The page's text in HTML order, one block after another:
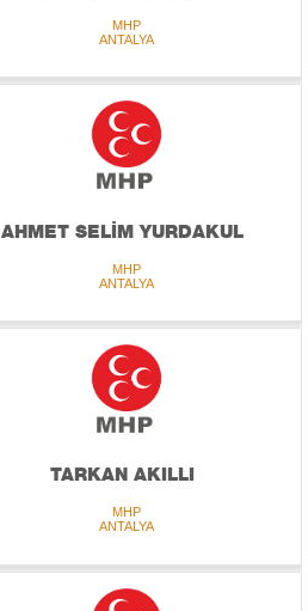
MHP
ANTALYA
AHMET SELİM YURDAKUL
MHP
ANTALYA
TARKAN AKILLI
MHP
ANTALYA